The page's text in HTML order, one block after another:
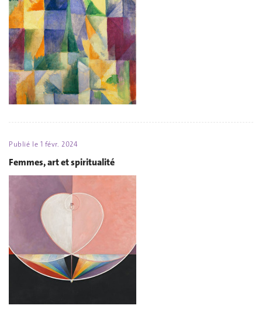
Publié le 1 févr. 2024
Femmes, art et spiritualité